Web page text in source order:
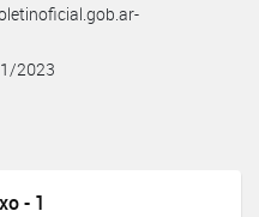
2023
- 1